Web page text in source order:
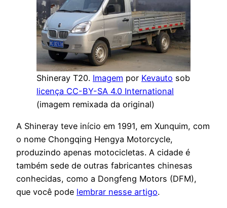
Shineray T20. Imagem por Kevauto sob
licença CC-BY-SA 4.0 International
(imagem remixada da original)
A Shineray teve início em 1991, em Xunquim, com
o nome Chongqing Hengya Motorcycle,
produzindo apenas motocicletas. A cidade é
também sede de outras fabricantes chinesas
conhecidas, como a Dongfeng Motors (DFM),
que você pode lembrar nesse artigo.